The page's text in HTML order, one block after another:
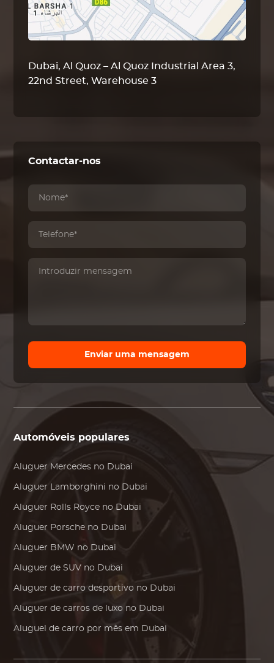
Dubai, Al Quoz – Al Quoz Industrial Area 3,
22nd Street, Warehouse 3
Contactar-nos
Enviar uma mensagem
Automóveis populares
Aluguer Mercedes no Dubai
Aluguer Lamborghini no Dubai
Aluguer Rolls Royce no Dubai
Aluguer Porsche no Dubai
Aluguer BMW no Dubai
Aluguer de SUV no Dubai
Aluguer de carro desportivo no Dubai
Aluguer de carros de luxo no Dubai
Aluguel de carro por mês em Dubai